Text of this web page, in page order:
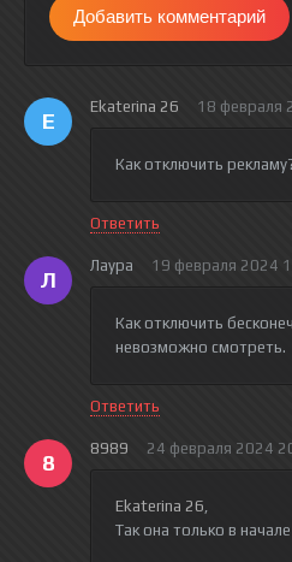
Добавить комментарий
E
Ekaterina 26 18 февраля
Как отключить
Ответить
Л
Лаура 19 февраля 2024
Как отключить
невозможно смотреть.
Ответить
8
8989 24 февраля 2024
Ekaterina 26,
Так она только в начале